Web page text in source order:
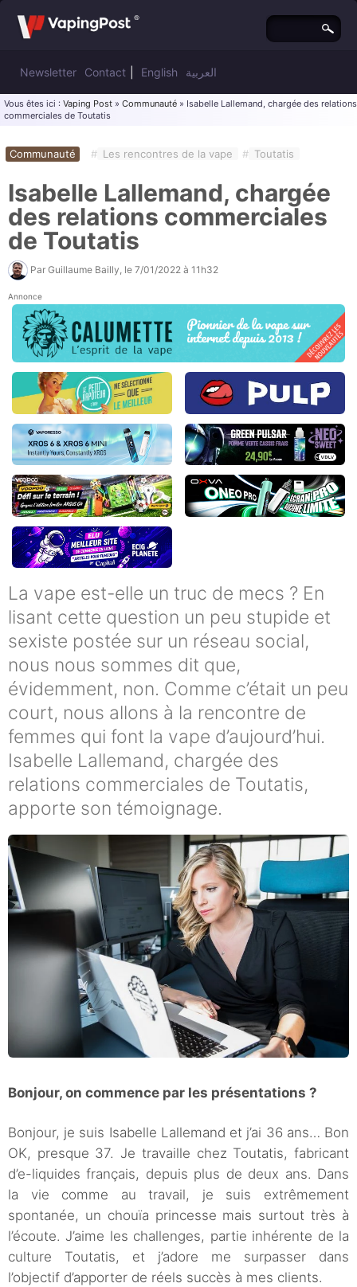
Newsletter Contact English العربية
Vous êtes ici : Vaping Post » Communauté » Isabelle Lallemand, chargée des relations
commerciales de Toutatis
Communauté # Les rencontres de la vape # Toutatis
Isabelle Lallemand, chargée
des relations commerciales
de Toutatis
Par Guillaume Bailly , le 7/01/2022 à 11h32
Annonce
La vape est-elle un truc de mecs ? En
lisant cette question un peu stupide et
sexiste postée sur un réseau social,
nous nous sommes dit que,
évidemment, non. Comme c’était un peu
court, nous allons à la rencontre de
femmes qui font la vape d’aujourd’hui.
Isabelle Lallemand, chargée des
relations commerciales de Toutatis,
apporte son témoignage.
Bonjour, on commence par les présentations ?
Bonjour, je suis Isabelle Lallemand et j’ai 36 ans… Bon
OK, presque 37. Je travaille chez Toutatis, fabricant
d’e-liquides français, depuis plus de deux ans. Dans
la vie comme au travail, je suis extrêmement
spontanée, un chouïa princesse mais surtout très à
l’écoute. J’aime les challenges, partie inhérente de la
culture Toutatis, et j’adore me surpasser dans
l’objectif d’apporter de réels succès à mes clients.